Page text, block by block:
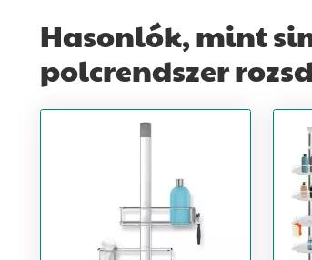
köszönhetően termékeink hosszú évekig
cm
További információ>>
Hasonlók, mint
polcrendszer